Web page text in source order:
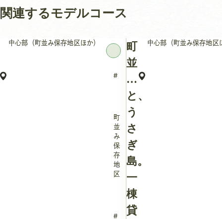
関連するモデルコース
中心部（町並み保存地区ほか）
町
並
み
保
存
地
区
町
並
み
と、
う
さ
ぎ
島。
一
棟
貸
中心部（町並み保存地区